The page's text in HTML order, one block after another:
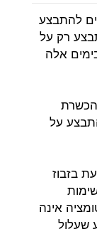
להתבצע
רק על
אלה
על
בזבוז
אינה
שעלול